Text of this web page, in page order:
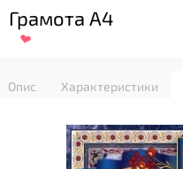
Грамота А4
Опис Характеристики